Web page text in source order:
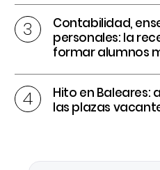
Contabilidad,
personales: la
formar alumnos
Hito en Baleares:
las plazas